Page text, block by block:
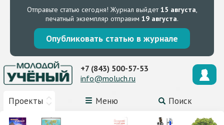
Отправьте статью сегодня! Журнал выйдет15 августа,
печатный экземпляр отправим 19 августа.
Опубликовать статью в журнале
Проекты Меню Поиск
+7 (843) 500-57-53
info@moluch.ru